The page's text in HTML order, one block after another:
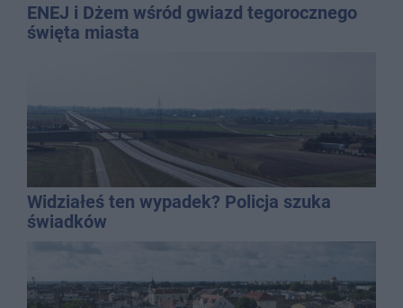
ENEJ i Dżem wśród gwiazd tegorocznego
święta miasta
Widziałeś ten wypadek? Policja szuka
świadków